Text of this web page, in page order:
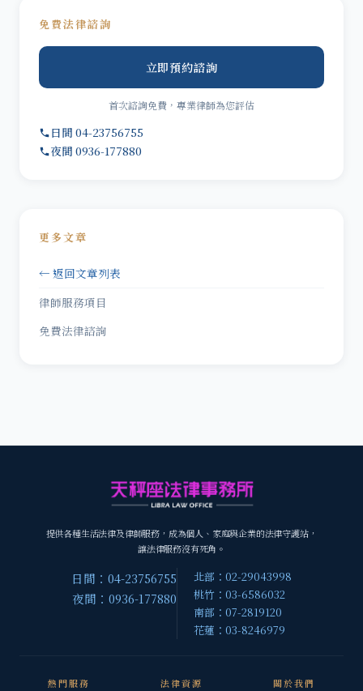
免費法律諮詢
立即預約諮詢
首次諮詢免費，專業律師為您評估
日間 04-23756755
夜間 0936-177880
更多文章
← 返回文章列表
律師服務項目
免費法律諮詢
提供各種生活法律及律師服務，成為個人、家庭與企業的法律守護站，
讓法律服務沒有死角。
日間：04-23756755
夜間：0936-177880
北部：02-29043998
桃竹：03-6586032
南部：07-2819120
花蓮：03-8246979
熱門服務 法律資源 關於我們